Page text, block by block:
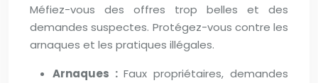
Méfiez-vous des offres trop belles et des
demandes suspectes. Protégez-vous contre les
arnaques et les pratiques illégales.
Arnaques : Faux propriétaires, demandes